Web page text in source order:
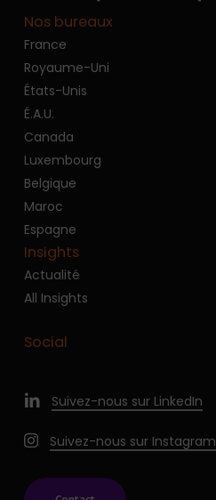
Nos bureaux
France
Royaume-Uni
États-Unis
É.A.U.
Canada
Luxembourg
Belgique
Maroc
Espagne
Insights
Actualité
All Insights
Social
Suivez-nous sur LinkedIn
Suivez-nous sur Instagram